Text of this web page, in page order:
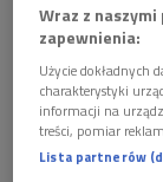
Był związany z
Erwina Axera,
kariera filmowa
"Wianie" Jana
wspaniałe
Wraz z
zapewnienia:
Użycie dokładnych
charakterystyki
informacji na
treści, pomiar
Lista partnerów